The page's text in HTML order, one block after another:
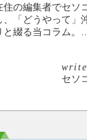
住の編集者でセソ
「どうやって」
綴る当コラム。…
セソ